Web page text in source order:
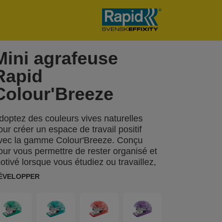
agrafeuse
des couleurs vives naturelles
créer un espace de travail positif
la gamme Colour'Breeze. Conçu
vous permettre de rester organisé et
lorsque vous étudiez ou travaillez,
finition moderne et ses couleurs
Colour'Breeze compacte et légère
conçue pour agrafer jusqu'à 10 feuilles